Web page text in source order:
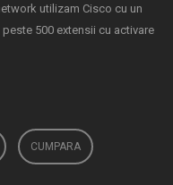
utilizam Cisco cu un
500 extensii cu activare
CUMPARA